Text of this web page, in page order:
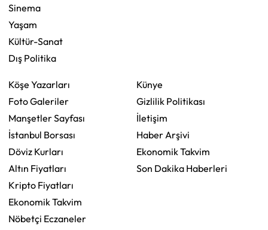
Sinema
Yaşam
Kültür-Sanat
Dış Politika
Köşe Yazarları
Foto Galeriler
Manşetler Sayfası
İstanbul Borsası
Döviz Kurları
Altın Fiyatları
Kripto Fiyatları
Ekonomik Takvim
Nöbetçi Eczaneler
Künye
Gizlilik Politikası
İletişim
Haber Arşivi
Ekonomik Takvim
Son Dakika Haberleri